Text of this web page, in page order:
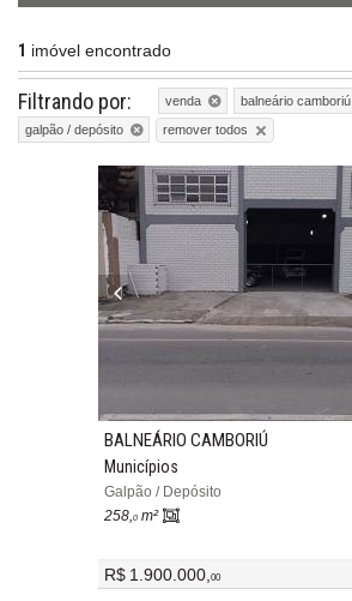
1 imóvel encontrado
Filtrando por: venda
balneário camboriú
galpão / depósito
remover todos
BALNEÁRIO CAMBORIÚ
Municípios
Galpão / Depósito
258, 0 m²
R$ 1.900.000, 00